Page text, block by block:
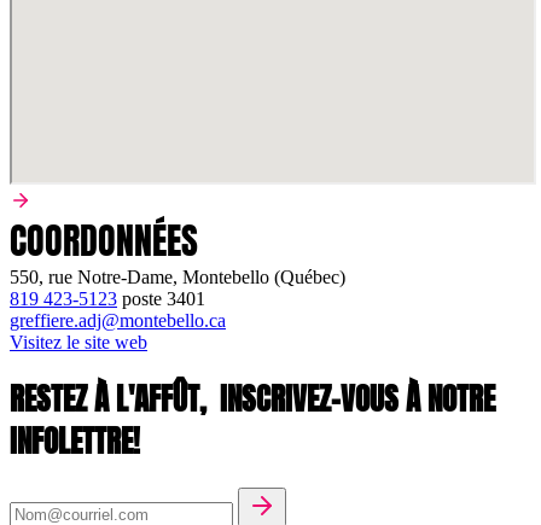
COORDONNÉES
550, rue Notre-Dame, Montebello (Québec)
819 423-5123 poste 3401
greffiere.adj@montebello.ca
Visitez le site web
RESTEZ À L'AFFÛT, INSCRIVEZ-VOUS À NOTRE
INFOLETTRE!